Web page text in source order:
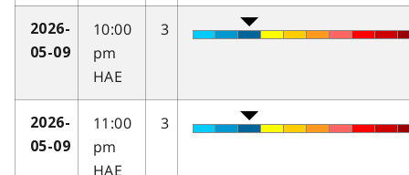
2026-
05-09
10:00
pm
HAE
3
2026-
05-09
11:00
pm
HAE
3